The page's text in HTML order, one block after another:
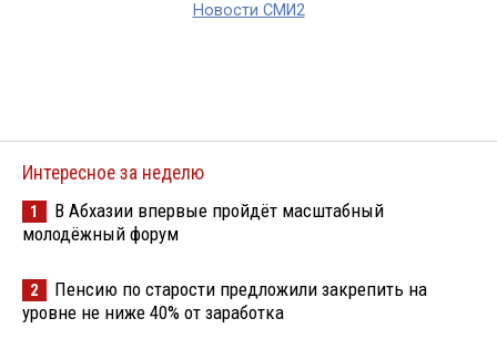
Новости СМИ2
Интересное за неделю
1
В Абхазии впервые пройдёт масштабный
молодёжный форум
2
Пенсию по старости предложили закрепить на
уровне не ниже 40% от заработка